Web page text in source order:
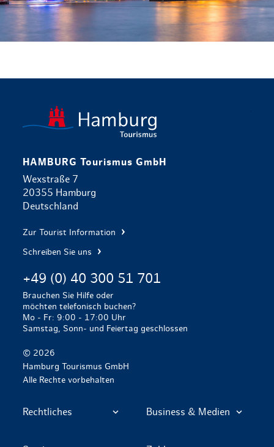
HAMBURG Tourismus GmbH
Wexstraße 7
20355 Hamburg
Deutschland
Zur Tourist Information
Schreiben Sie uns
+49 (0) 40 300 51 701
Brauchen Sie Hilfe oder
möchten telefonisch buchen?
Mo - Fr: 9:00 - 17:00 Uhr
Samstag, Sonn- und Feiertag geschlossen
© 2026
Hamburg Tourismus GmbH
Alle Rechte vorbehalten
Rechtliches Business & Medien